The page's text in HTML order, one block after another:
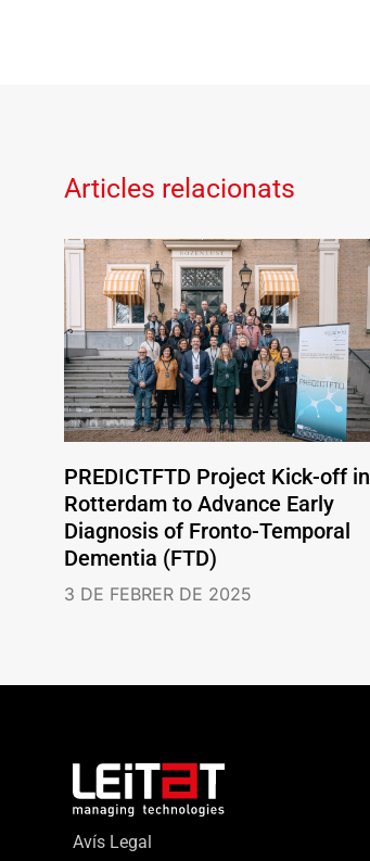
Articles relacionats
PREDICTFTD Project Kick-off in
Rotterdam to Advance Early
Diagnosis of Fronto-Temporal
Dementia (FTD)
3 DE FEBRER DE 2025
Avís Legal